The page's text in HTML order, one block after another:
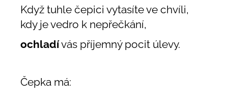
Když tuhle čepici vytasíte ve chvíli,
kdy je vedro k nepřečkání,
ochladívás příjemný pocit úlevy.
Čepka má: